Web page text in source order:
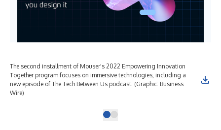
The second installment of Mouser's 2022 Empowering Innovation
Together program focuses on immersive technologies, including a
new episode of The Tech Between Us podcast. (Graphic: Business
Wire)